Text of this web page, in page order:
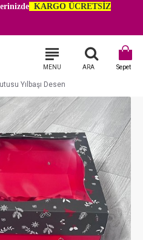
KARGO ÜCRETSİZ
Yılbaşı Desen